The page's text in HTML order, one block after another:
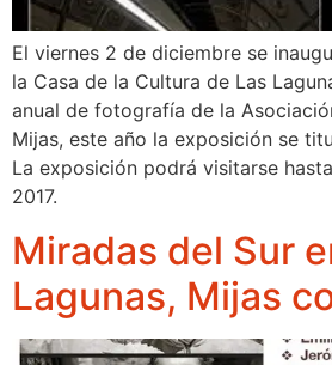
El viernes 2 de diciembre se
la Casa de la Cultura de Las
anual de fotografía de la
Mijas, este año la exposición se
La exposición podrá visitarse
2017.
Miradas del Sur
Lagunas, Mijas